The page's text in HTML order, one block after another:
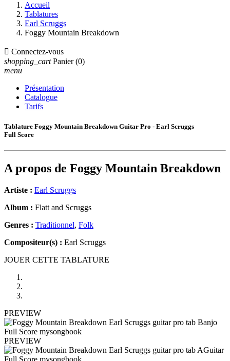
Accueil
Tablatures
Earl Scruggs
Foggy Mountain Breakdown
 Connectez-vous
shopping_cart Panier (0)
menu
Présentation
Catalogue
Tarifs
Tablature Foggy Mountain Breakdown Guitar Pro - Earl Scruggs
Full Score
A propos de Foggy Mountain Breakdown
Artiste : Earl Scruggs
Album : Flatt and Scruggs
Genres : Traditionnel, Folk
Compositeur(s) : Earl Scruggs
JOUER CETTE TABLATURE
PREVIEW
PREVIEW